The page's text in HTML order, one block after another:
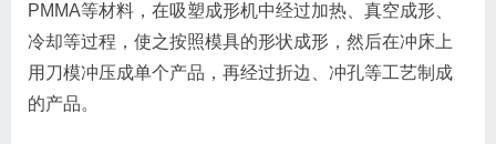
PMMA等材料，在吸塑成形机中经过加热、真空成形、
冷却等过程，使之按照模具的形状成形，然后在冲床上
用刀模冲压成单个产品，再经过折边、冲孔等工艺制成
的产品。